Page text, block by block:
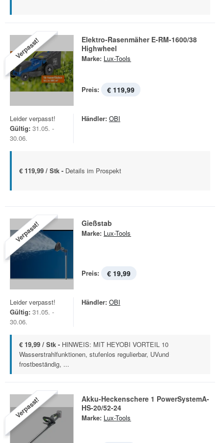
Verpasst!
Elektro-Rasenmäher E-RM-1600/38
Highwheel
Marke: Lux-Tools
Preis: € 119,99
Leider verpasst!
Gültig: 31.05. -
30.06.
Händler: OBI
€ 119,99 / Stk - Details im Prospekt
Verpasst! Gießstab
Marke: Lux-Tools
Preis: € 19,99
Leider verpasst!
Gültig: 31.05. -
30.06.
Händler: OBI
€ 19,99 / Stk - HINWEIS: MIT HEYOBI VORTEIL 10
Wasserstrahlfunktionen, stufenlos regulierbar, UVund
frostbeständig, ...
Verpasst!
Akku-Heckenschere 1 PowerSystemA-
HS-20/52-24
Marke: Lux-Tools